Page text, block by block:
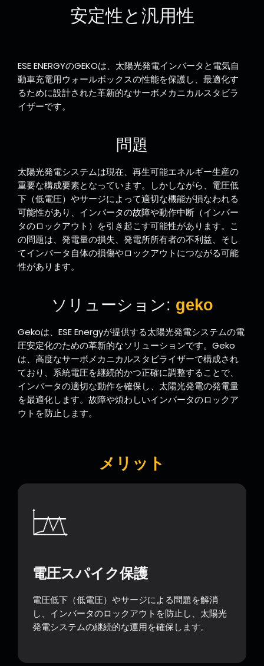
安定性と汎用性
ESE ENERGYのGEKOは、太陽光発電インバータと電気自
動車充電用ウォールボックスの性能を保護し、最適化す
るために設計された革新的なサーボメカニカルスタビラ
イザーです。
問題
太陽光発電システムは現在、再生可能エネルギー生産の
重要な構成要素となっています。しかしながら、電圧低
下（低電圧）やサージによって適切な機能が損なわれる
可能性があり、インバータの故障や動作中断（インバー
タのロックアウト）を引き起こす可能性があります。こ
の問題は、発電量の損失、発電所所有者の不利益、そし
てインバータ自体の損傷やロックアウトにつながる可能
性があります。
ソリューション: geko
Gekoは、ESE Energyが提供する太陽光発電システムの電
圧安定化のための革新的なソリューションです。Geko
は、高度なサーボメカニカルスタビライザーで構成され
ており、系統電圧を継続的かつ正確に調整することで、
インバータの適切な動作を確保し、太陽光発電の発電量
を最適化します。故障や煩わしいインバータのロックア
ウトを防止します。
メリット
電圧スパイク保護
電圧低下（低電圧）やサージによる問題を解消
し、インバータのロックアウトを防止し、太陽光
発電システムの継続的な運用を確保します。